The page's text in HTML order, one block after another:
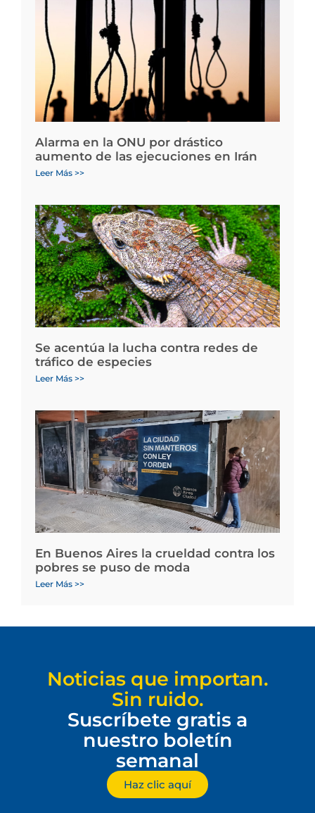
Alarma en la ONU por drástico
aumento de las ejecuciones en Irán
Leer Más >>
Se acentúa la lucha contra redes de
tráfico de especies
Leer Más >>
En Buenos Aires la crueldad contra los
pobres se puso de moda
Leer Más >>
Noticias que importan.
Sin ruido.
Suscríbete gratis a
nuestro boletín
semanal
Haz clic aquí